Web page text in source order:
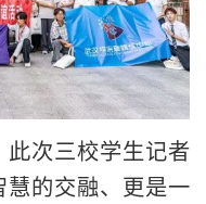
次三校学生记者
的交融、更是一